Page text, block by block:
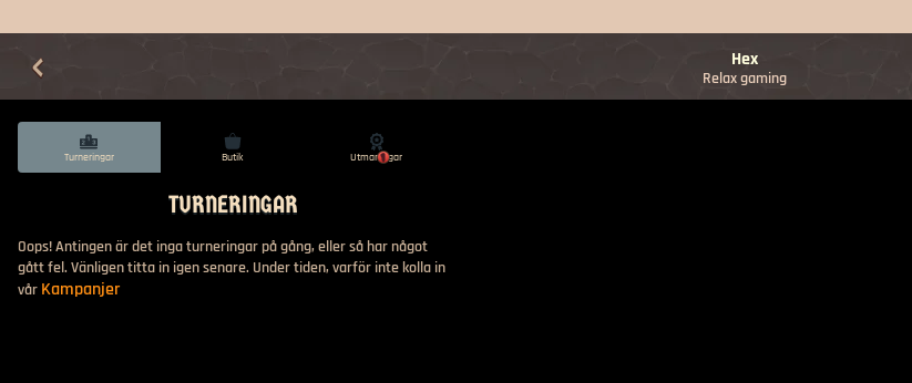
Hex
Relax gaming
Turneringar Butik 1
Utmaningar
TURNERINGAR
Oops! Antingen är det inga turneringar på gång, eller så har något
gått fel. Vänligen titta in igen senare. Under tiden, varför inte kolla in
vår Kampanjer